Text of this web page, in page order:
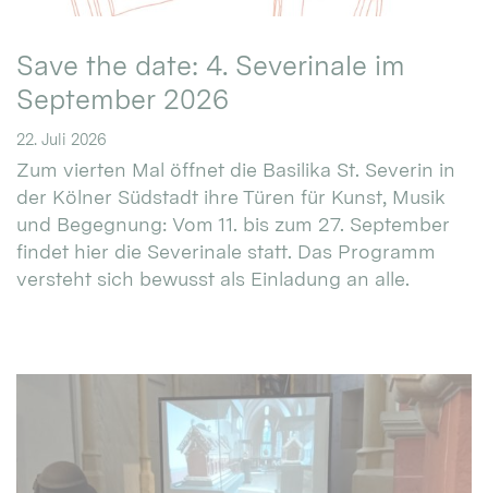
Save the date: 4. Severinale im
September 2026
22. Juli 2026
Zum vierten Mal öffnet die Basilika St. Severin in
der Kölner Südstadt ihre Türen für Kunst, Musik
und Begegnung: Vom 11. bis zum 27. September
findet hier die Severinale statt. Das Programm
versteht sich bewusst als Einladung an alle.